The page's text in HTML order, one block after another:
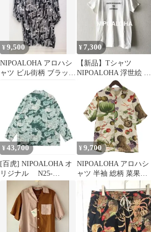
¥9,500
NIPOALOHA アロハシ
ャツ ビル街柄 ブラック
¥ 7,300
【新品】Tシャツ
NIPOALOHA 浮世絵 ロ
ゴ 半袖 白 和柄 ユニセ
ックス
¥ 43,700
[百虎] NIPOALOHA オ
リジナル N25-
RLSH03 渋谷龍太
¥ 9,700
NIPOALOHA アロハシ
ャツ 半袖 総柄 菜果柄
オープンカラー ホワイ
ト系 M